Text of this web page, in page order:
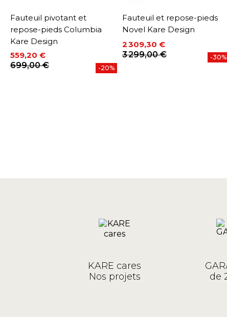
Fauteuil pivotant et
repose-pieds Columbia
Kare Design
Prix
559,20 €
Prix de base
699,00 € -20%
Fauteuil et repose-pieds
Novel Kare Design
Prix
2 309,30 €
Prix de base
3 299,00 € -30%
KARE cares
Nos projets
de